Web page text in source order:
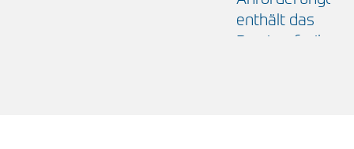
Barrierefreiheitsstärkungsgesetz
Dezember 2024
wissen